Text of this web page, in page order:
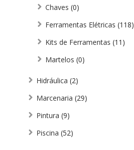
Chaves (0)
Ferramentas Elétricas (118)
Kits de Ferramentas (11)
Martelos (0)
Hidráulica (2)
Marcenaria (29)
Pintura (9)
Piscina (52)